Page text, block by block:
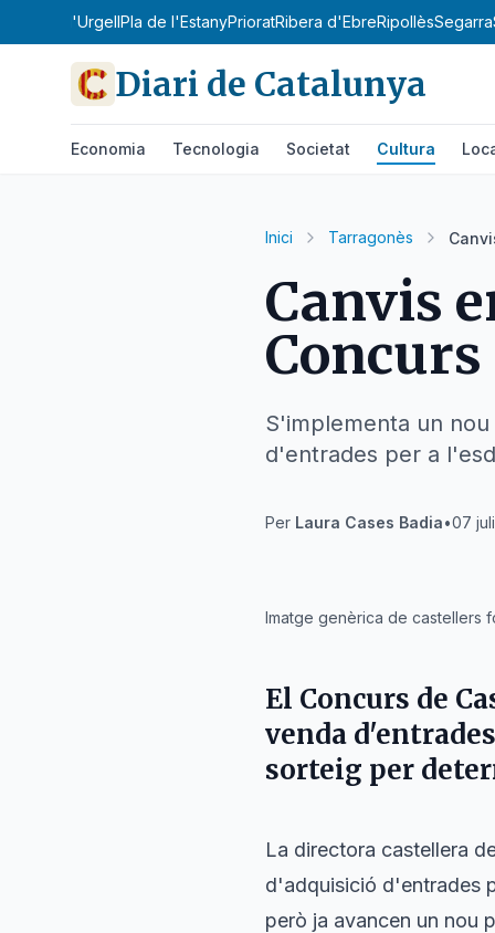
Pla d'UrgellPla de l'EstanyPrioratRibera d'EbreRipollèsSegarra
Diari de Catalunya
Economia Tecnologia Societat Cultura
Inici Tarragonès
Canvis
S'implementa un
d'entrades per a
Per Laura Cases Badia•07
Imatge genèrica de castellers
El Concurs de
venda
sorteig per
La directora castellera
d'adquisició d'entrades
però ja avancen un nou